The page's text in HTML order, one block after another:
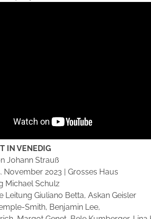
IN VENEDIG
Johann Strauß
November 2023 | Grosses Haus
Michael Schulz
Leitung Giuliano Betta, Askan Geisler
Smith, Benjamin Lee,